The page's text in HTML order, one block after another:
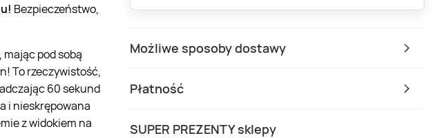
Możliwe sposoby dostawy
Płatność
SUPER PREZENTY sklepy
Bezpieczeństwo,
pod sobą
To rzeczywistość,
60 sekund
i nieskrępowana
z widokiem na